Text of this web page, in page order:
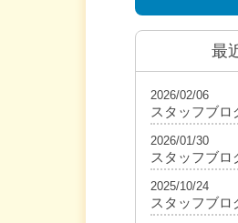
最
スタッフブロ
2026/02/06
スタッフブロ
2026/01/30
スタッフブロ
2025/10/24